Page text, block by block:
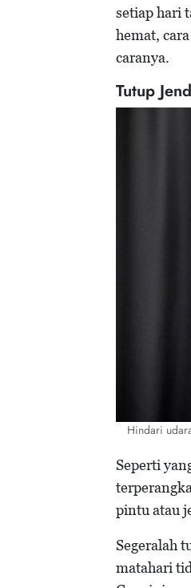
setiap hari
hemat,
caranya.
Tutup
Hindari
Seperti
pintu atau
Segeralah
matahari